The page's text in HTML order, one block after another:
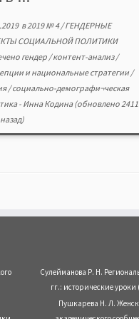
в2019 № 4/ГЕНДЕРНЫЕ
СОЦИАЛЬНОЙ ПОЛИТИКИ
гендер /контент-анализ/
и национальные стратегии /
/социально-демографи¬ческая
- Инна Кодина(обновлено 2411
Сулейманова Р. Н.
гг.: исторические
Пушкарева Н. Л.